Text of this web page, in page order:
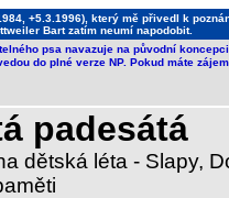
+5.3.1996), který mě přivedl k
Bart zatím neumí napodobit.
psa navazuje na původní
do plné verze NP. Pokud máte
padesátá
dětská léta - Slapy,